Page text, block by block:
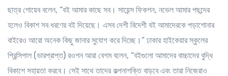
ছাত্র শোয়েব বলেন, “বই আমার কাছে সব। সায়েন্স ফিকশন, নভেল আমার পছন্দের
হলেও বিকাশ সব ধরণের বই দিয়েছে। এসব দেশী বিদেশী বই আমাদেরকে পড়াশোনার
বাইরেও আরো অনেক কিছু জানার সুযোগ করে দিচ্ছে।” ঢাকার হাইকেয়ার স্কুলের
প্রিন্সিপাল (ভারপ্রাপ্ত) রওশন আরা বেগম বলেন, “বইগুলো আমাদের বাচ্চাদের বুদ্ধি
বিকাশে সহায়তা করবে। সেই সাথে তাদের কল্পনাশক্তি বাড়বে এবং তারা নিজেরাও